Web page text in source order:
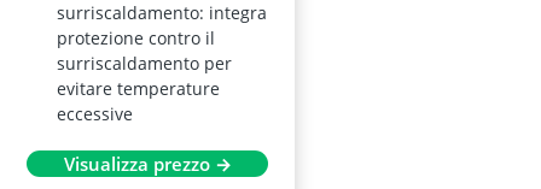
surriscaldamento: integra
protezione contro il
surriscaldamento per
evitare temperature
eccessive
Visualizza prezzo →